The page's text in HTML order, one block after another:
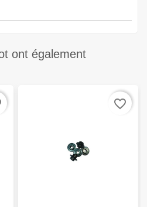
ont également
favorite_border